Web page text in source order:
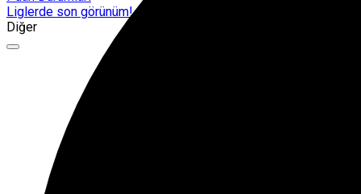
Liglerde son görünüm!
Diğer